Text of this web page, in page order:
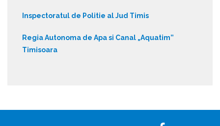
Inspectoratul de Politie al Jud Timis
Regia Autonoma de Apa si Canal „Aquatim”
Timisoara